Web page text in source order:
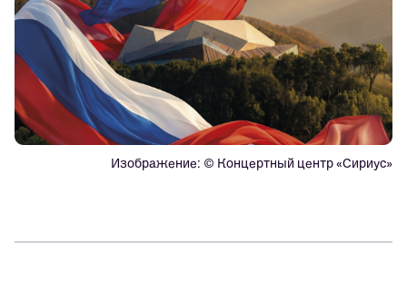
Изображение: © Концертный центр «Сириус»